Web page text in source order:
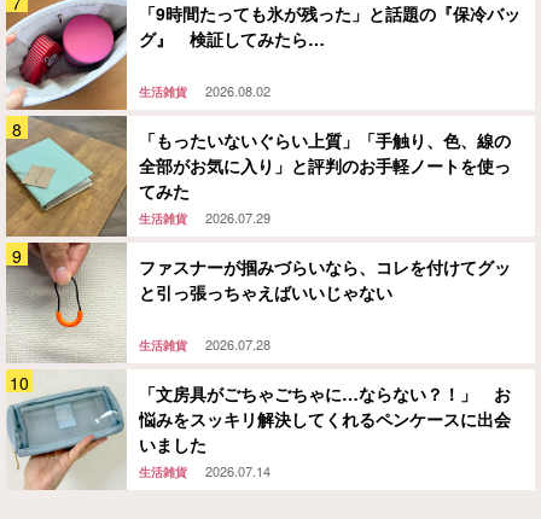
「9時間たっても氷が残った」と話題の『保冷バッ
グ』 検証してみたら…
生活雑貨 2026.08.02
「もったいないぐらい上質」「手触り、色、線の
全部がお気に入り」と評判のお手軽ノートを使っ
てみた
生活雑貨 2026.07.29
ファスナーが掴みづらいなら、コレを付けてグッ
と引っ張っちゃえばいいじゃない
生活雑貨 2026.07.28
「文房具がごちゃごちゃに…ならない？！」 お
悩みをスッキリ解決してくれるペンケースに出会
いました
生活雑貨 2026.07.14